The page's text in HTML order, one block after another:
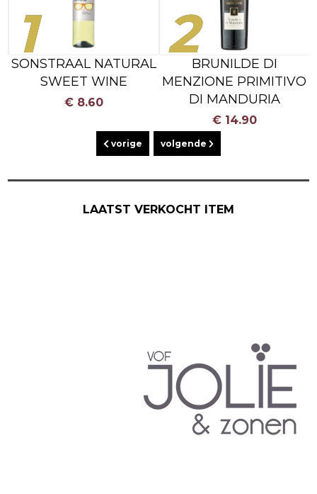
1
SONSTRAAL NATURAL
SWEET WINE
€ 8.60
2BRUNILDE DI
MENZIONE PRIMITIVO
DI MANDURIA
€ 14.90
vorige volgende
LAATST VERKOCHT ITEM